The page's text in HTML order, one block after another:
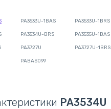
PA3533U-1BAS PA3533U-1BRS
PA3534U-BRS PA3535U-1BAS
PA3727U PA3727U-1BRS
PABAS099
PA3534U